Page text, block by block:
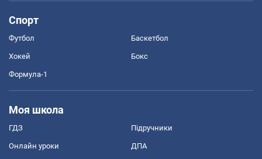
Спорт
Футбол Баскетбол
Хокей Бокс
Формула-1
Моя школа
ГДЗ Підручники
Онлайн уроки ДПА